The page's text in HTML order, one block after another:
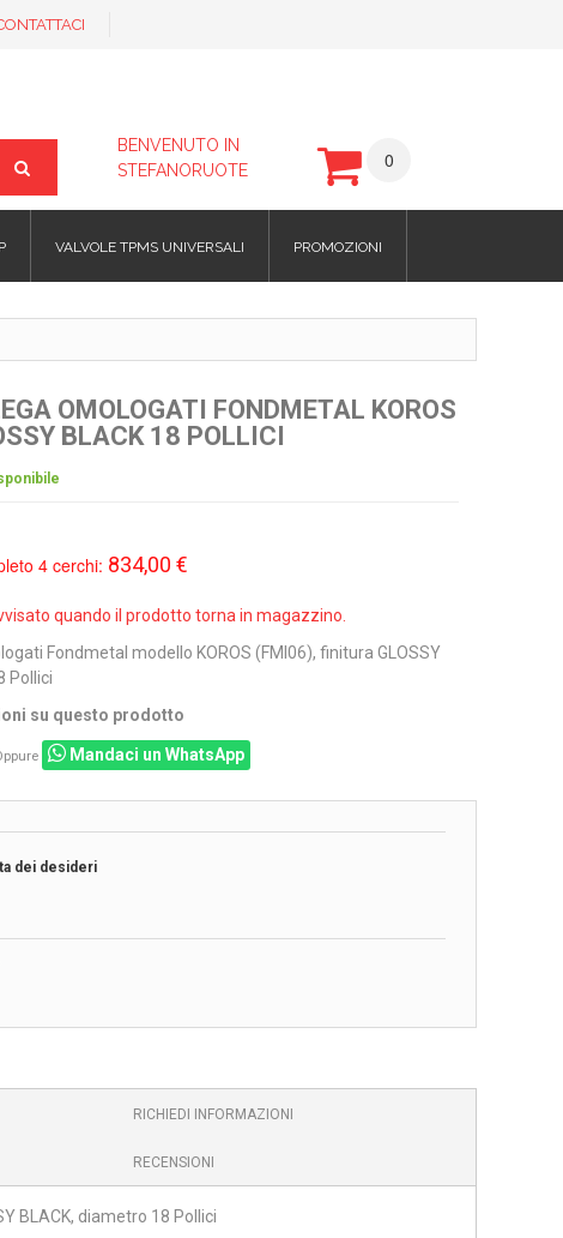
BENVENUTO IN
STEFANORUOTE
0
VALVOLE TPMS UNIVERSALI PROMOZIONI
OMOLOGATI FONDMETAL KOROS
BLACK 18 POLLICI
4 cerchi: 834,00 €
quando il prodotto torna in magazzino.
Fondmetal modello KOROS (FMI06), finitura GLOSSY
Pollici
su questo prodotto
Mandaci un WhatsApp
dei desideri
RICHIEDI INFORMAZIONI
RECENSIONI
BLACK, diametro 18 Pollici